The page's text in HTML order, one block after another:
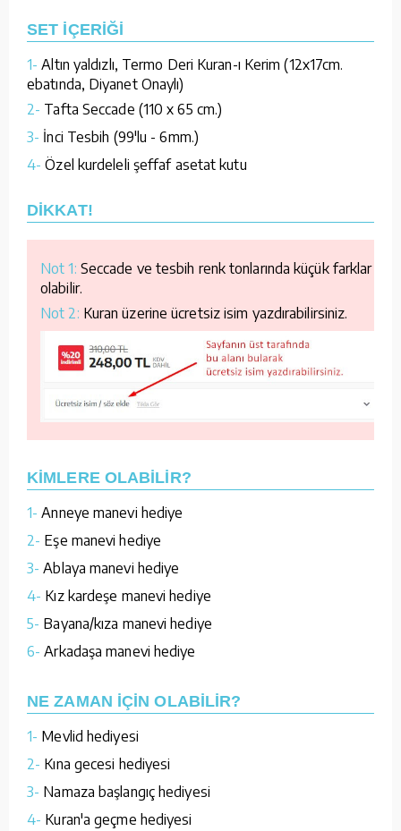
SET İÇERİĞİ
1- Altın yaldızlı, Termo Deri Kuran-ı Kerim (12x17cm.
ebatında, Diyanet Onaylı)
2- Tafta Seccade (110 x 65 cm.)
3- İnci Tesbih (99'lu - 6mm.)
4- Özel kurdeleli şeffaf asetat kutu
DİKKAT!
Not 1: Seccade ve tesbih renk tonlarında küçük farklar
olabilir.
Not 2: Kuran üzerine ücretsiz isim yazdırabilirsiniz.
KİMLERE OLABİLİR?
1- Anneye manevi hediye
2- Eşe manevi hediye
3- Ablaya manevi hediye
4- Kız kardeşe manevi hediye
5- Bayana/kıza manevi hediye
6- Arkadaşa manevi hediye
NE ZAMAN İÇİN OLABİLİR?
1- Mevlid hediyesi
2- Kına gecesi hediyesi
3- Namaza başlangıç hediyesi
4- Kuran'a geçme hediyesi